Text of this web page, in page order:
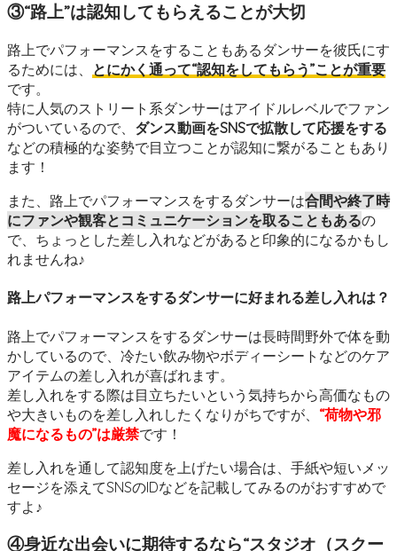
③“路上”は認知してもらえることが大切
路上でパフォーマンスをすることもあるダンサーを彼氏にす
るためには、 とにかく通って“認知をしてもらう”ことが重要
です。
特に人気のストリート系ダンサーはアイドルレベルでファン
がついているので、 ダンス動画をSNSで拡散して応援をする
などの積極的な姿勢で目立つことが認知に繋がることもあり
ます！
また、路上でパフォーマンスをするダンサーは合間や終了時
にファンや観客とコミュニケーションを取ることもあるの
で、ちょっとした差し入れなどがあると印象的になるかもし
れませんね♪
路上パフォーマンスをするダンサーに好まれる差し入れは？
路上でパフォーマンスをするダンサーは長時間野外で体を動
かしているので、冷たい飲み物やボディーシートなどのケア
アイテムの差し入れが喜ばれます。
差し入れをする際は目立ちたいという気持ちから高価なもの
や大きいものを差し入れしたくなりがちですが、 “荷物や邪
魔になるもの”は厳禁です！
差し入れを通して認知度を上げたい場合は、手紙や短いメッ
セージを添えてSNSのIDなどを記載してみるのがおすすめで
すよ♪
④身近な出会いに期待するなら“スタジオ（スクー